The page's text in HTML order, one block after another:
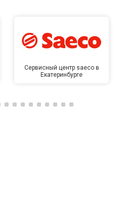
Сервисный центр saeco в
Екатеринбурге